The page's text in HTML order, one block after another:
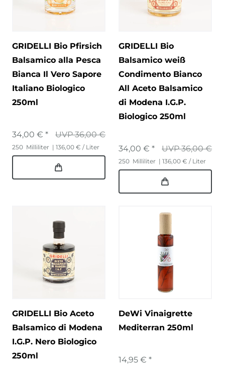
GRIDELLI Bio Pfirsich
Balsamico alla Pesca
Bianca Il Vero Sapore
Italiano Biologico
250ml
UVP 36,00 €
34,00 € *
250 Milliliter | 136,00 € / Liter
GRIDELLI Bio
Balsamico weiß
Condimento Bianco
All Aceto Balsamico
di Modena I.G.P.
Biologico 250ml
UVP 36,00 €
34,00 € *
250 Milliliter | 136,00 € / Liter
GRIDELLI Bio Aceto
Balsamico di Modena
I.G.P. Nero Biologico
250ml
DeWi Vinaigrette
Mediterran 250ml
14,95 € *